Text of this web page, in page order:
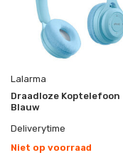
Lalarma
Draadloze Koptelefoon
Blauw
Deliverytime
Niet op voorraad